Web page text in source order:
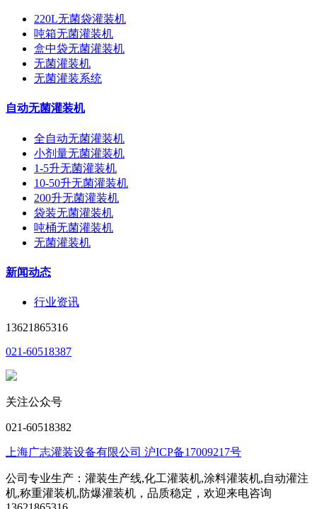
220L无菌袋灌装机
吨箱无菌灌装机
盒中袋无菌灌装机
无菌灌装机
无菌灌装系统
自动无菌灌装机
全自动无菌灌装机
小剂量无菌灌装机
1-5升无菌灌装机
10-50升无菌灌装机
200升无菌灌装机
袋装无菌灌装机
吨桶无菌灌装机
无菌灌装机
新闻动态
行业资讯
13621865316
021-60518387
关注公众号
021-60518382
上海广志灌装设备有限公司 沪ICP备17009217号
公司专业生产：灌装生产线,化工灌装机,涂料灌装机,自动灌注
机,称重灌装机,防爆灌装机，品质稳定，欢迎来电咨询